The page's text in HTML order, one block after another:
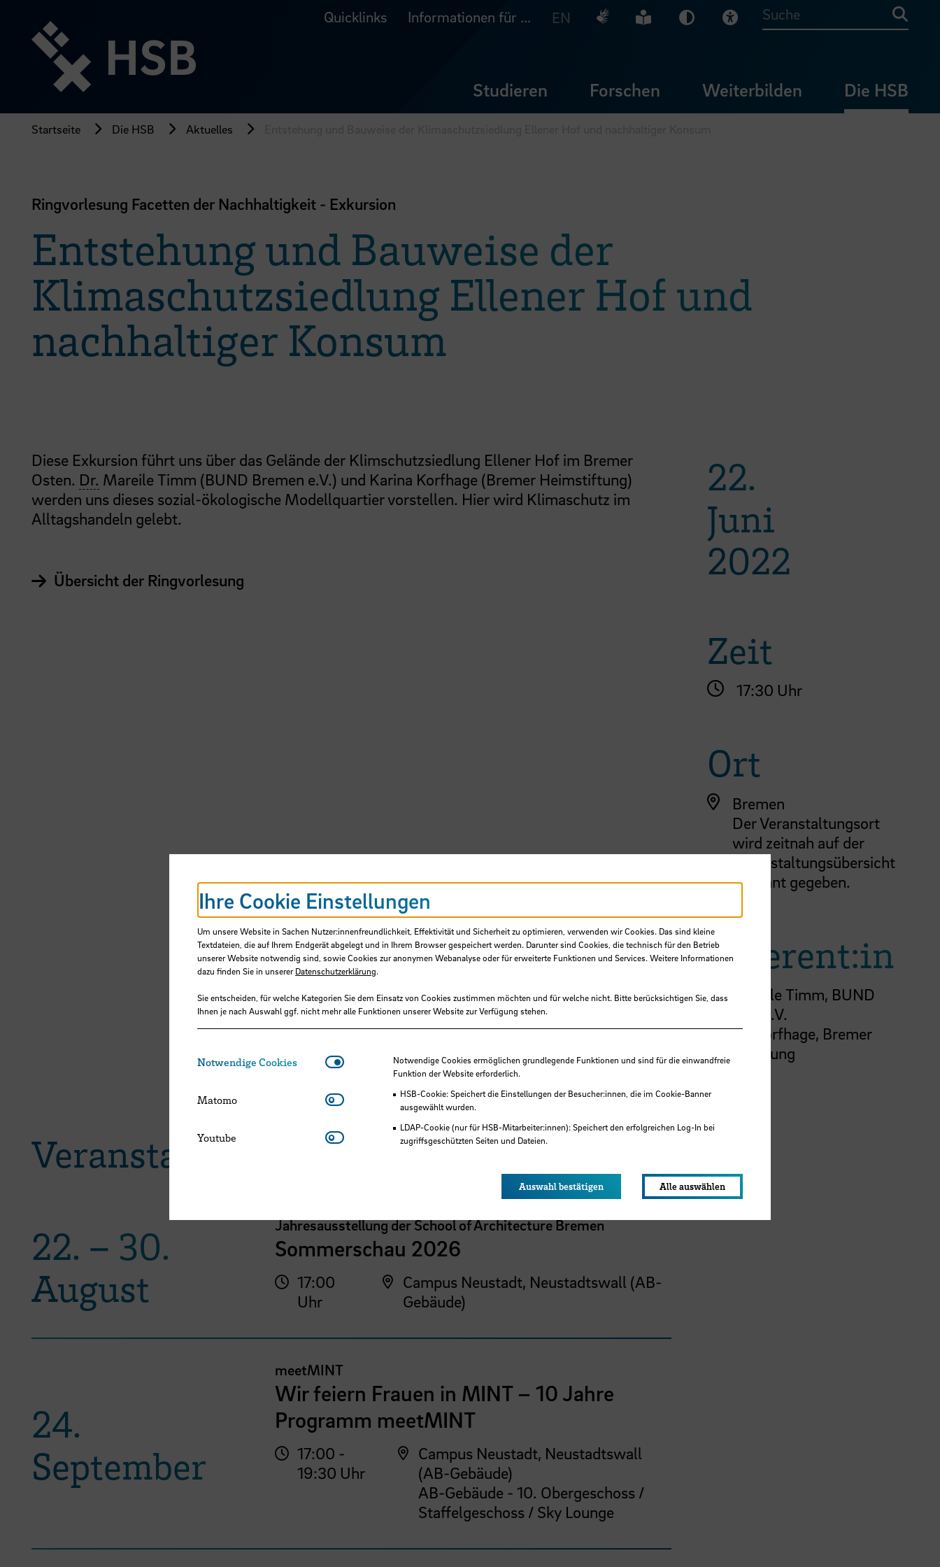
Seiteninhalt
springen
Quicklinks Informationen für ... EN Deutsche Gebärdensprache
Leichte Sprache
Dunkel-Modus
Visuelle Hilfe
Suche
Studieren Forschen Weiterbilden Die HSB
Startseite Die HSB Aktuelles
Ringvorlesung Facetten der Nachhaltigkeit - Exkursion
Entstehung und Bauweise der
Klimaschutzsiedlung Ellener Hof und
nachhaltiger Konsum
Diese Exkursion führt uns über das Gelände der Klimschutzsiedlung Ellener Hof im Bremer
Osten. Dr. Mareile Timm (BUND Bremen e.V.) und Karina Korfhage (Bremer Heimstiftung)
werden uns dieses sozial-ökologische Modellquartier vorstellen. Hier wird Klimaschutz im
Alltagshandeln gelebt.
Übersicht der Ringvorlesung
22.
Juni
2022
Zeit
17:30 Uhr
Ort
Bremen
Der Veranstaltungsort
wird zeitnah auf der
Veranstaltungsübersicht
bekannt gegeben.
Referent:in
Dr. Mareile Timm, BUND
Bremen e.V.
Karina Korfhage, Bremer
Heimstiftung
Veranstaltungen der HSB
22. – 30.
August
Jahresausstellung der School of Architecture Bremen
Sommerschau 2026
17:00
Uhr
Campus Neustadt, Neustadtswall (AB-
Gebäude)
24.
September
meetMINT
Wir feiern Frauen in MINT – 10 Jahre
Programm meetMINT
17:00 -
19:30 Uhr
Campus Neustadt, Neustadtswall
(AB-Gebäude)
AB-Gebäude - 10. Obergeschoss /
Staffelgeschoss / Sky Lounge
Ihre Cookie Einstellungen
Um unsere Website in Sachen Nutzer:innenfreundlichkeit, Effektivität und Sicherheit zu optimieren, verwenden wir Cookies. Das sind kleine
Textdateien, die auf Ihrem Endgerät abgelegt und in Ihrem Browser gespeichert werden. Darunter sind Cookies, die technisch für den Betrieb
unserer Website notwendig sind, sowie Cookies zur anonymen Webanalyse oder für erweiterte Funktionen und Services. Weitere Informationen
dazu finden Sie in unsererDatenschutzerklärung.
Sie entscheiden, für welche Kategorien Sie dem Einsatz von Cookies zustimmen möchten und für welche nicht. Bitte berücksichtigen Sie, dass
Ihnen je nach Auswahl ggf. nicht mehr alle Funktionen unserer Website zur Verfügung stehen.
Notwendige Cookies Notwendige CookiesNotwendige Cookies ermöglichen grundlegende Funktionen und sind für die einwandfreie
Funktion der Website erforderlich.
HSB-Cookie: Speichert die Einstellungen der Besucher:innen, die im Cookie-Banner
ausgewählt wurden.
LDAP-Cookie (nur für HSB-Mitarbeiter:innen): Speichert den erfolgreichen Log-In bei
zugriffsgeschützten Seiten und Dateien.
Matomo Matomo
Youtube Youtube
Auswahl bestätigen Alle auswählen